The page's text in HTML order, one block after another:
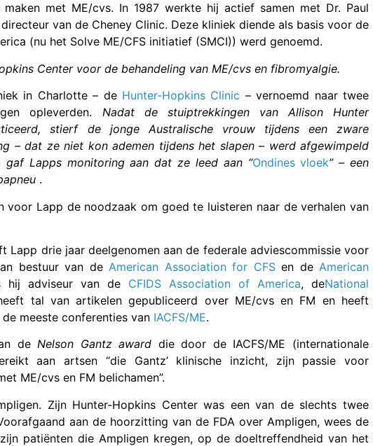
met ME/cvs. In 1987 werkte hij actief samen met Dr. Paul
van de Cheney Clinic. Deze kliniek diende als basis voor de
(nu het Solve ME/CFS initiatief (SMCI)) werd genoemd.
Center voor de behandeling van ME/cvs en fibromyalgie.
in Charlotte – de Hunter-Hopkins Clinic – vernoemd naar twee
opleverden. Nadat de stuiptrekkingen van Allison Hunter
stierf de jonge Australische vrouw tijdens een zware
– dat ze niet kon ademen tijdens het slapen – werd afgewimpeld
gaf Lapps monitoring aan dat ze leed aan “Ondines vloek” – een
.
voor Lapp de noodzaak om goed te luisteren naar de verhalen van
Lapp drie jaar deelgenomen aan de federale adviescommissie voor
bestuur van de American Association for CFSen de American
hij adviseur van de CFIDS Association of America, deNational
tal van artikelen gepubliceerd over ME/cvs en FM en heeft
meeste conferenties van IACFS/ME.
deNelson Gantz award die door de IACFS/ME (internationale
aan artsen “die Gantz’ klinische inzicht, zijn passie voor
ME/cvs en FM belichamen”.
Zijn Hunter-Hopkins Center was een van de slechts twee
aan de hoorzitting van de FDA over Ampligen, wees de
patiënten die Ampligen kregen, op de doeltreffendheid van het